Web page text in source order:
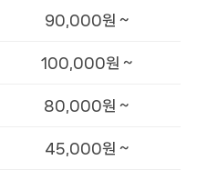
90,000원 ~
100,000원 ~
80,000원 ~
45,000원 ~